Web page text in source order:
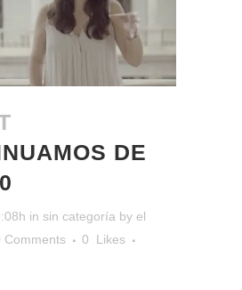
DE
in sin categoría by el
Comments 0
Likes